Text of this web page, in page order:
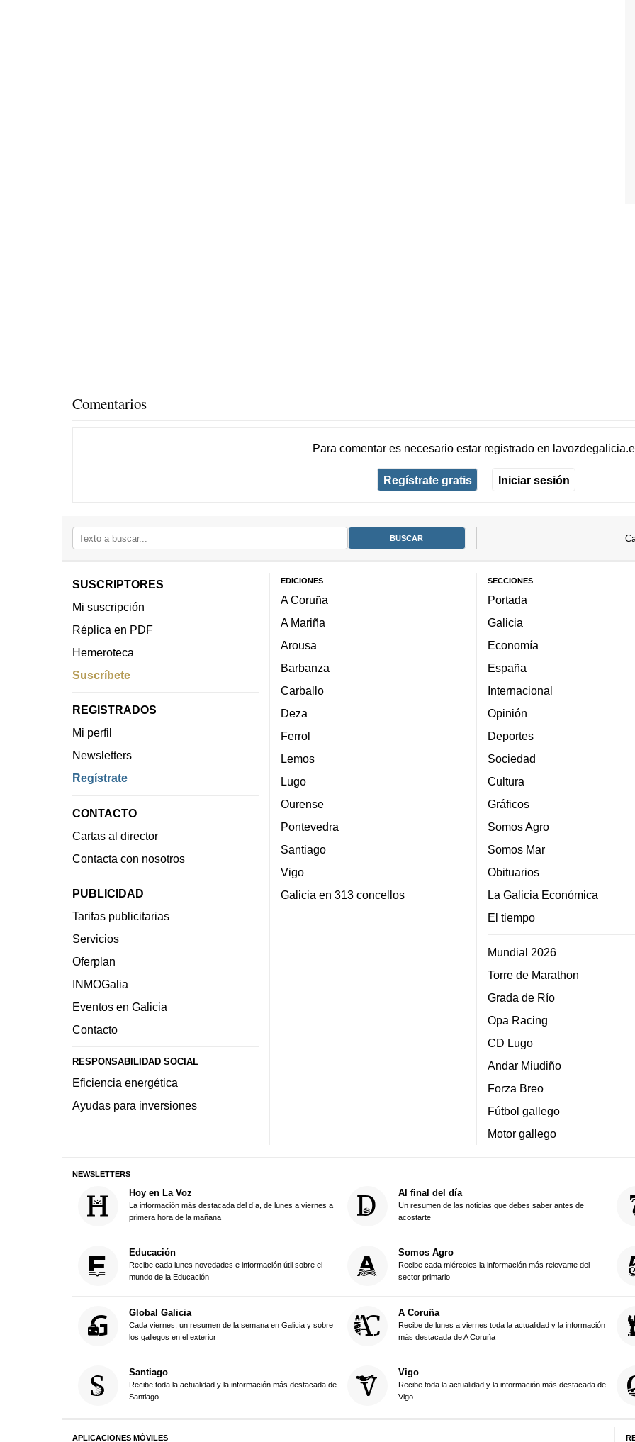
Comentarios
Para comentar es necesario estar registradoen
Regístrate gratis Iniciar sesión
SUSCRIPTORES
Mi suscripción
Réplica en PDF
Hemeroteca
Suscríbete
REGISTRADOS
Mi perfil
Newsletters
Regístrate
CONTACTO
Cartas al director
Contacta con nosotros
PUBLICIDAD
Tarifas publicitarias
Servicios
Oferplan
INMOGalia
Eventos en Galicia
Contacto
RESPONSABILIDAD SOCIAL
Eficiencia energética
Ayudas para inversiones
EDICIONES
A Coruña
A Mariña
Arousa
Barbanza
Carballo
Deza
Ferrol
Lemos
Lugo
Ourense
Pontevedra
Santiago
Vigo
Galicia en 313 concellos
SECCIONES
Portada
Galicia
Economía
España
Internacional
Opinión
Deportes
Sociedad
Cultura
Gráficos
Somos Agro
Somos Mar
Obituarios
La Galicia Económica
El tiempo
Mundial 2026
Torre de Marathon
Grada de Río
Opa Racing
CD Lugo
Andar Miudiño
Forza Breo
Fútbol gallego
Motor gallego
NEWSLETTERS
Hoy en La Voz
La información más destacada del día, de lunes a viernes a
primera hora de la mañana
Al final del día
Un resumen de las noticias que debes saber antes de
acostarte
Educación
Recibe cada lunes novedades e información útil sobre el
mundo de la Educación
Somos Agro
Recibe cada miércoles la información más relevante del
sector primario
Global Galicia
Cada viernes, un resumen de la semana en Galicia y sobre
los gallegos en el exterior
A Coruña
Recibe de lunes a viernes toda la actualidad y la información
más destacada de A Coruña
Santiago
Recibe toda la actualidad y la información más destacada de
Santiago
Vigo
Recibe toda la actualidad y la información más destacada de
Vigo
APLICACIONES MÓVILES